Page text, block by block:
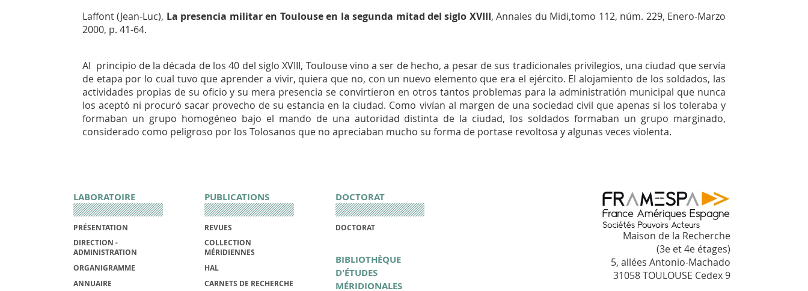
Laffont (Jean-Luc), La presencia militar en Toulouse en la segunda mitad del siglo XVIII,Annales du Midi,tomo 112, núm. 229, Enero-Marzo
2000, p. 41-64.
Al principio de la década de los 40 del siglo XVIII, Toulouse vino a ser de hecho, a pesar de sus tradicionales privilegios, una ciudad que servía
de etapa por lo cual tuvo que aprender a vivir, quiera que no, con un nuevo elemento que era el ejército. El alojamiento de los soldados, las
actividades propias de su oficio y su mera presencia se convirtieron en otros tantos problemas para la administratión municipal que nunca
los aceptó ni procuró sacar provecho de su estancia en la ciudad. Como vivían al margen de una sociedad civil que apenas si los toleraba y
formaban un grupo homogéneo bajo el mando de una autoridad distinta de la ciudad, los soldados formaban un grupo marginado,
considerado como peligroso por los Tolosanos que no apreciaban mucho su forma de portase revoltosa y algunas veces violenta.
LABORATOIRE
PRÉSENTATION
DIRECTION -
ADMINISTRATION
ORGANIGRAMME
ANNUAIRE
PUBLICATIONS
REVUES
COLLECTION
MÉRIDIENNES
HAL
CARNETS DE RECHERCHE
DOCTORAT
DOCTORAT
BIBLIOTHÈQUE
D'ÉTUDES
MÉRIDIONALES
Maison de la Recherche
(3e et 4e étages)
5, allées Antonio-Machado
31058 TOULOUSE Cedex 9